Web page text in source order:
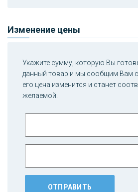
Изменение цены
Укажите сумму, которую Вы
данный товар и мы сообщим Вам
его цена изменится и станет
желаемой.